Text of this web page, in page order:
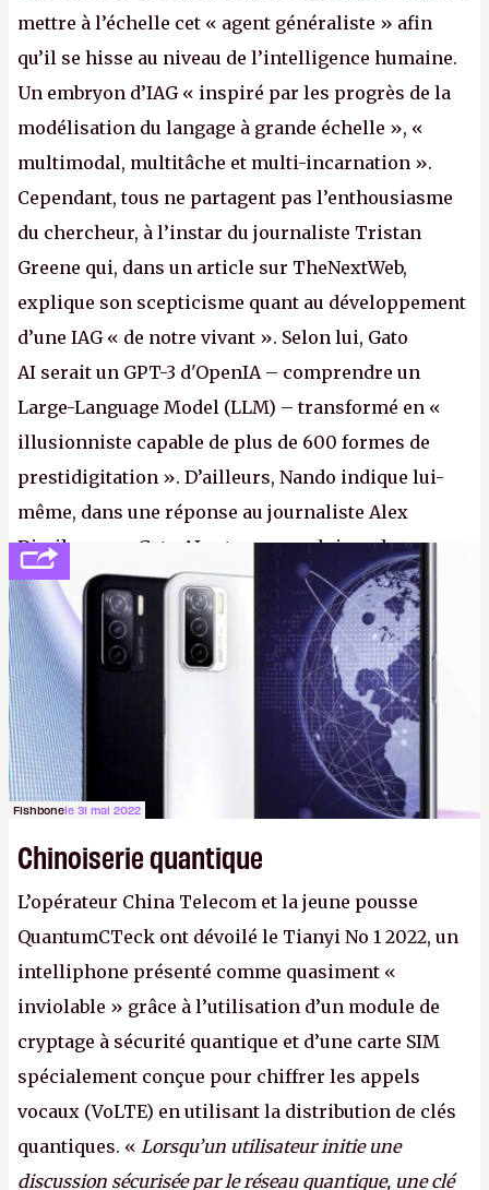
mettre à l’échelle cet « agent généraliste » afin
qu’il se hisse au niveau de l’intelligence humaine.
Un embryon d’IAG « inspiré par les progrès de la
modélisation du langage à grande échelle », «
multimodal, multitâche et multi-incarnation ».
Cependant, tous ne partagent pas l’enthousiasme
du chercheur, à l’instar du journaliste Tristan
Greene qui, dans un article sur TheNextWeb,
explique son scepticisme quant au développement
d’une IAG « de notre vivant ». Selon lui, Gato
AI serait un GPT-3 d'OpenIA – comprendre un
Large-Language Model (LLM) – transformé en «
illusionniste capable de plus de 600 formes de
prestidigitation ». D’ailleurs, Nando indique lui-
même, dans une réponse au journaliste Alex
Dimikas, que Gato AI est « encore loin » de
prétendre réussir le célèbre test de Turing. (Crédit
photo : Pexels - Arthur Brognoli)
Fishbonele 31 mai 2022
Chinoiserie quantique
L’opérateur China Telecom et la jeune pousse
QuantumCTeck ont dévoilé le Tianyi No 1 2022, un
intelliphone présenté comme quasiment «
inviolable » grâce à l’utilisation d’un module de
cryptage à sécurité quantique et d’une carte SIM
spécialement conçue pour chiffrer les appels
vocaux (VoLTE) en utilisant la distribution de clés
quantiques. « Lorsqu’un utilisateur initie une
discussion sécurisée par le réseau quantique, une clé